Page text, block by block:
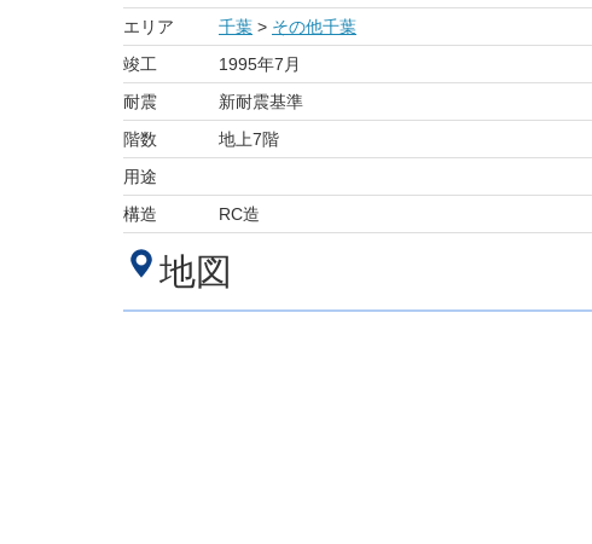
エリア
千葉 > その他千葉
竣工
1995年7月
耐震
新耐震基準
階数
地上7階
用途
構造
RC造
地図